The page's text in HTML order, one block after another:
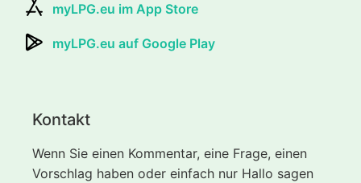
myLPG.eu im App Store
myLPG.eu auf Google Play
Kontakt
Wenn Sie einen Kommentar, eine Frage, einen
Vorschlag haben oder einfach nur Hallo sagen